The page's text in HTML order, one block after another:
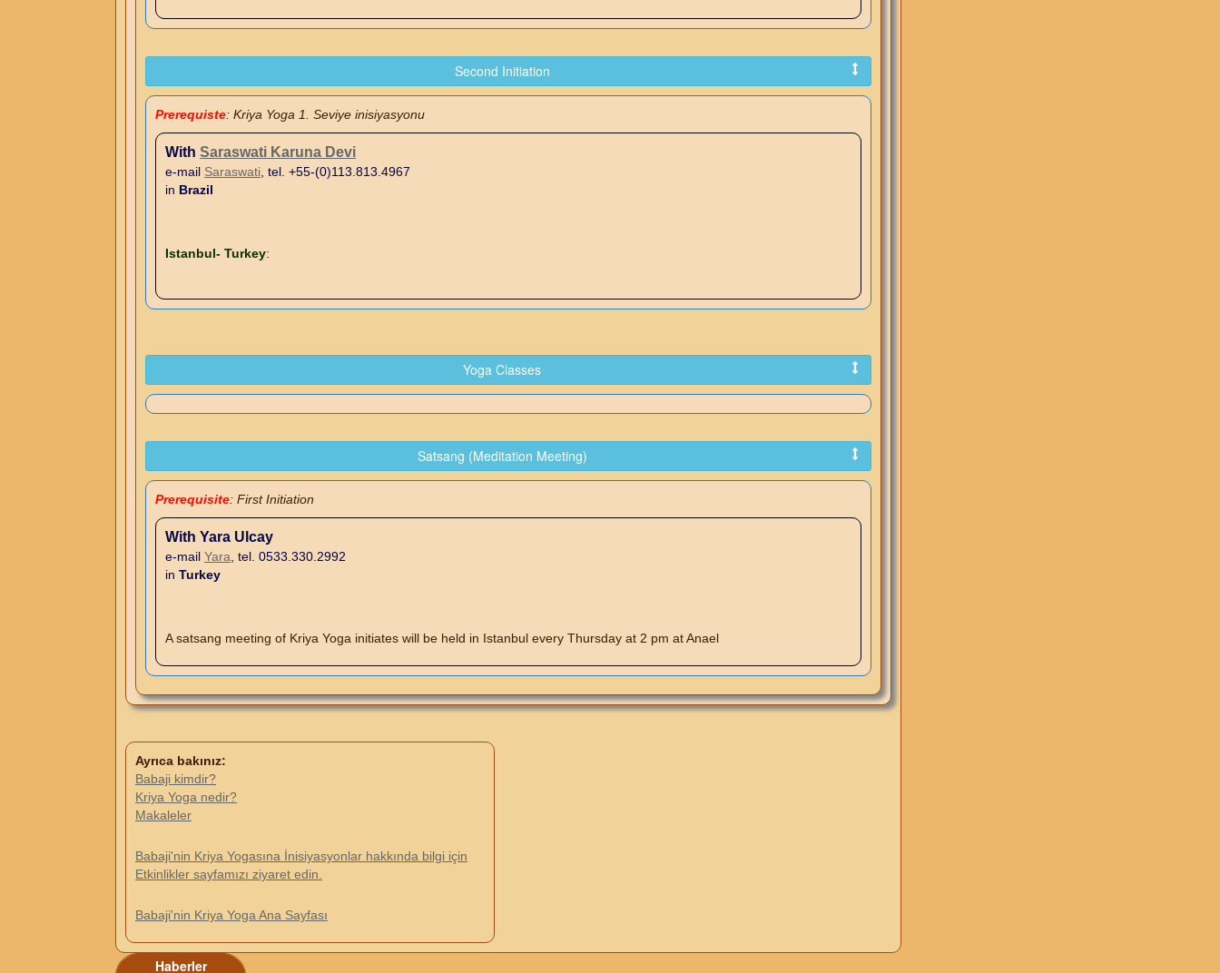
Second Initiation
Prerequiste: Kriya Yoga 1. Seviye inisiyasyonu
With Saraswati Karuna Devi
e-mail Saraswati , tel. +55-(0)113.813.4967
in Brazil
Istanbul- Turkey:
Yoga Classes
Satsang (Meditation Meeting)
Prerequisite: First Initiation
With Yara Ulcay
e-mail Yara , tel. 0533.330.2992
in Turkey
A satsang meeting of Kriya Yoga initiates will be held in Istanbul every Thursday at 2 pm at Anael
Ayrıca bakınız:
Babaji kimdir?
Kriya Yoga nedir?
Makaleler
Babaji'nin Kriya Yogasına İnisiyasyonlar hakkında bilgi için
Etkinlikler sayfamızı ziyaret edin.
Babaji'nin Kriya Yoga Ana Sayfası
Haberler